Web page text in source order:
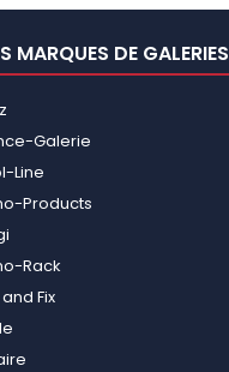
MARQUES DE GALERIES
Galerie
Line
Products
Rack
Fix